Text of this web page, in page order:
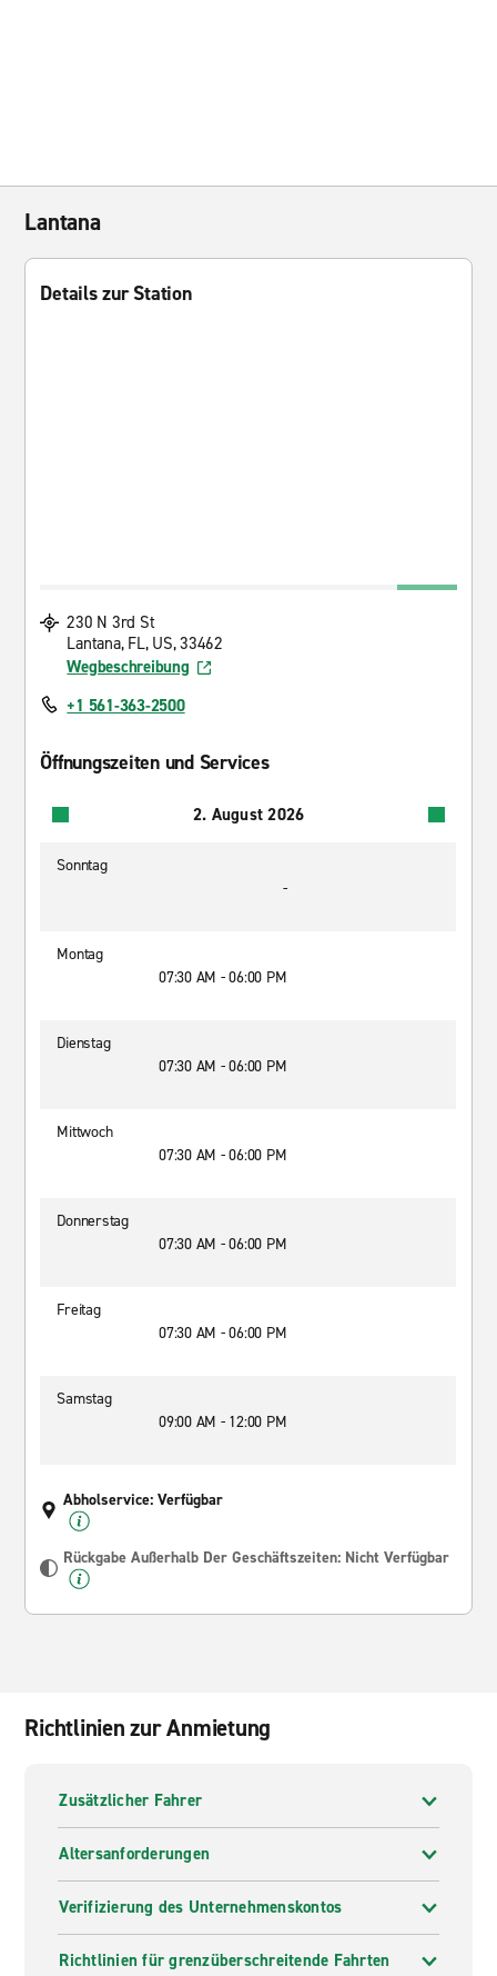
Lantana
Details zur Station
230 N 3rd St
Lantana, FL, US, 33462
Wegbeschreibung
+1 561-363-2500
Öffnungszeiten und Services
2. August 2026
Sonntag
-
Montag
07:30 AM - 06:00 PM
Dienstag
07:30 AM - 06:00 PM
Mittwoch
07:30 AM - 06:00 PM
Donnerstag
07:30 AM - 06:00 PM
Freitag
07:30 AM - 06:00 PM
Samstag
09:00 AM - 12:00 PM
Abholservice: Verfügbar
Rückgabe Außerhalb Der Geschäftszeiten: Nicht Verfügbar
Richtlinien zur Anmietung
Zusätzlicher Fahrer
Altersanforderungen
Verifizierung des Unternehmenskontos
Richtlinien für grenzüberschreitende Fahrten